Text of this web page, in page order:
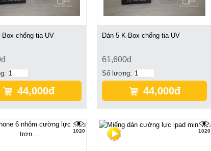
Box chống tia UV
44,000đ
Dán 5 K-Box chống tia UV
61,600đ
Số lượng:
44,000đ
1020 1020